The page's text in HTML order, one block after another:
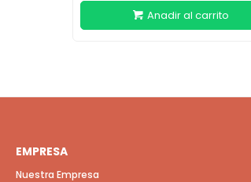
EMPRESA
Nuestra Empresa